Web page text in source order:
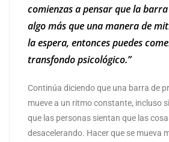
comienzas a pensar que la
algo más que una manera de
la espera, entonces puedes
transfondo psicológico.”
Continúa diciendo que una barra de
mueve a un ritmo constante, incluso
que las personas sientan que las
desacelerando. Hacer que se mueva